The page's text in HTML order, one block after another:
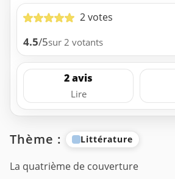
2 votes
4.5/5sur 2 votants
2 avis
Lire
Thème : Littérature
La quatrième de couverture